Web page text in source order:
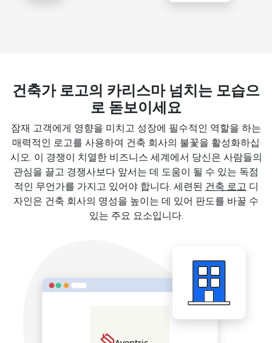
건축가 로고의 카리스마 넘치는 모습으
로 돋보이세요
잠재 고객에게 영향을 미치고 성장에 필수적인 역할을 하는
매력적인 로고를 사용하여 건축 회사의 불꽃을 활성화하십
시오. 이 경쟁이 치열한 비즈니스 세계에서 당신은 사람들의
관심을 끌고 경쟁사보다 앞서는 데 도움이 될 수 있는 독점
적인 무언가를 가지고 있어야 합니다. 세련된 건축 로고 디
자인은 건축 회사의 명성을 높이는 데 있어 판도를 바꿀 수
있는 주요 요소입니다.